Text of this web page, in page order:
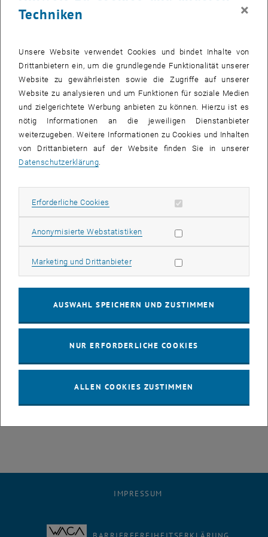
arbeitete Christine Cimzar-Egger einige Zeit in der Privatwirtschaft,
ehe sie 2005 in die PR-Abteilung der Universität Wien wechselte.
Als Teamleiterin des Bereichs "Publikation & Corporate Design" war
sie für unter anderem die Konzeption, Koordination und Umsetzung
diverser Printprodukte, der Weiterentwicklung des Corporate
Designs sowie als ausgebildete Projektmanagerin für diverse
Sonderprojekte zuständig. Von 2010 bis 2012 leitete Cimzar-Egger
interimistisch die Öffentlichkeitsarbeit der Universität Wien.
Konzepterstellung und -evaluierung für Maßnahmen und Formate
Veranstaltungen wie den Galaabend Technik oder das Wiener
Forschungsfest. Textredaktion für Print- und Webmedien und die
Unterstützung der Aktivitäten im Jubiläumsjahr vervollständigen ihr
Aufgabenprofil.
<link>christine.cimzar-egger@tuwien.ac.at sowie DW 41021 gerne
zur Verfügung.
IMPRESSUM
Techniken
×
Unsere Website verwendet Cookies und bindet Inhalte von
Drittanbietern ein, um die grundlegende Funktionalität unserer
Website zu gewährleisten sowie die Zugriffe auf unserer
Website zu analysieren und um Funktionen für soziale Medien
und zielgerichtete Werbung anbieten zu können. Hierzu ist es
nötig Informationen an die jeweiligen Dienstanbieter
weiterzugeben. Weitere Informationen zu Cookies und Inhalten
von Drittanbietern auf der Website finden Sie in unserer
Datenschutzerklärung.
Erforderliche Cookies Erforderliche Cookies zulassen
Anonymisierte WebstatistikenStatistik Cookies zulassen
Marketing und DrittanbieterMarketing Cookies zulassen
AUSWAHL SPEICHERN UND ZUSTIMMEN
NUR ERFORDERLICHE COOKIES
ALLEN COOKIES ZUSTIMMEN